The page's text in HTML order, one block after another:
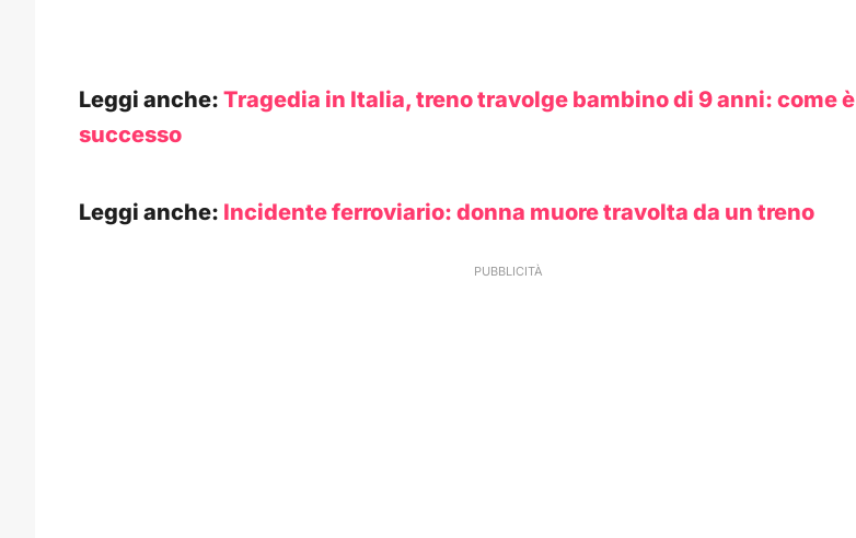
Leggi anche: Tragedia in Italia, treno travolge bambino di 9 anni: come è
successo
Leggi anche: Incidente ferroviario: donna muore travolta da un treno